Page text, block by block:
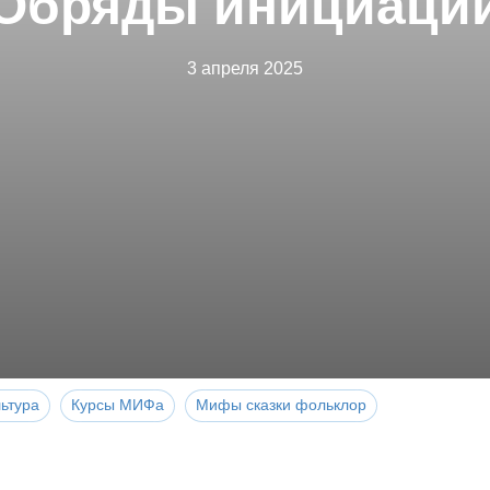
3 апреля 2025
Курсы МИФа Мифы сказки фольклор